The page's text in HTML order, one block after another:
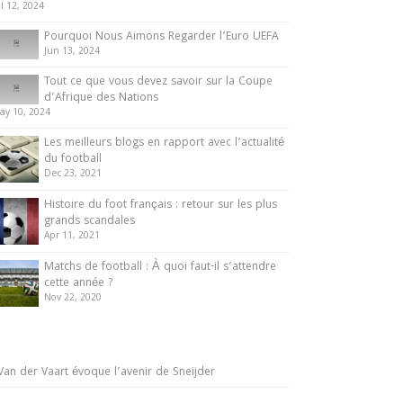
12, 2024
Pourquoi Nous Aimons Regarder l’Euro UEFA
Jun 13, 2024
Tout ce que vous devez savoir sur la Coupe
d’Afrique des Nations
10, 2024
Les meilleurs blogs en rapport avec l’actualité
du football
Dec 23, 2021
Histoire du foot français : retour sur les plus
grands scandales
Apr 11, 2021
Matchs de football : À quoi faut-il s’attendre
cette année ?
Nov 22, 2020
der Vaart évoque l’avenir de Sneijder